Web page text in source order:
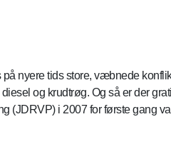
nyere tids store, væbnede
og krudtrøg. Og så er der
(JDRVP) i 2007 for første gang